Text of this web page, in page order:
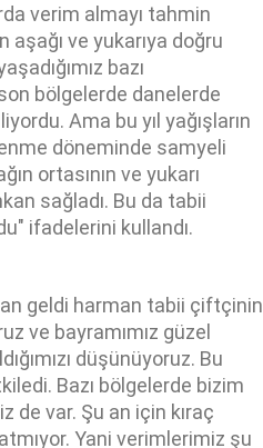
verim almayı tahmin
ve yukarıya doğru
bazı
bölgelerde danelerde
Ama bu yıl yağışların
döneminde samyeli
ortasının ve yukarı
sağladı. Bu da tabii
ifadelerini kullandı.
geldi harman tabii çiftçinin
ve bayramımız güzel
düşünüyoruz. Bu
Bazı bölgelerde bizim
de var. Şu an için kıraç
Yani verimlerimiz şu